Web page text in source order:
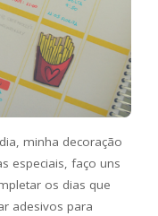
minha decoração
especiais, faço uns
os dias que
adesivos para